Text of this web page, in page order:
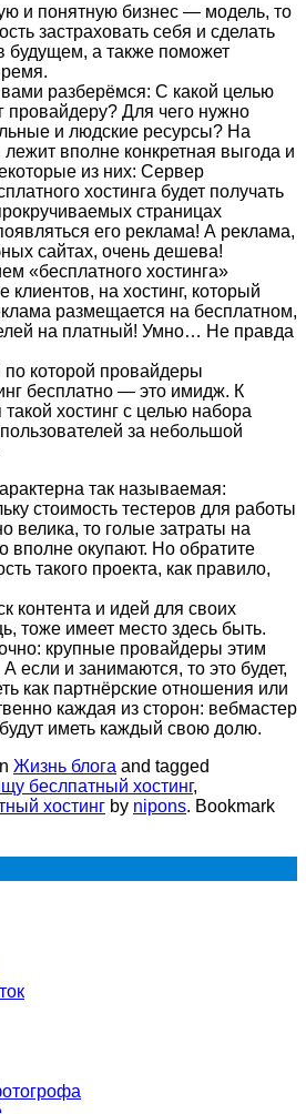
и понятную бизнес — модель, то
застраховать себя и сделать
а также поможет
разберёмся: С какой целью
провайдеру? Для чего нужно
и людские ресурсы? На
вполне конкретная выгода и
из них: Сервер
хостинга будет получать
страницах
его реклама! А реклама,
сайтах, очень дешева!
«бесплатного хостинга»
клиентов, на хостинг, который
размещается на бесплатном,
на платный! Умно… Не правда
которой провайдеры
бесплатно — это имидж. К
хостинг с целью набора
за небольшой
так называемая:
стоимость тестеров для работы
велика, то голые затраты на
вполне окупают. Но обратите
такого проекта, как правило,
контента и идей для своих
тоже имеет место здесь быть.
крупные провайдеры этим
если и занимаются, то это будет,
как партнёрские отношения или
каждая из сторон: вебмастер
иметь каждый свою долю.
Жизнь блога and tagged
беслпатный хостинг,
хостинг by nipons. Bookmark